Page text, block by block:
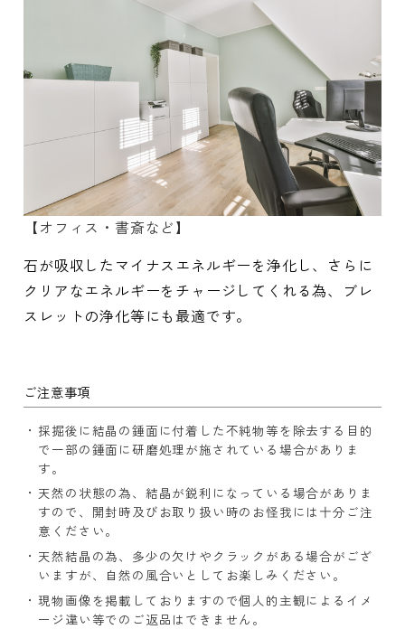
【オフィス・書斎など】
石が吸収したマイナスエネルギーを浄化し、さらに
クリアなエネルギーをチャージしてくれる為、ブレ
スレットの浄化等にも最適です。
ご注意事項
採掘後に結晶の錘面に付着した不純物等を除去する目的
で一部の錘面に研磨処理が施されている場合がありま
す。
天然の状態の為、結晶が鋭利になっている場合がありま
すので、開封時及びお取り扱い時のお怪我には十分ご注
意ください。
天然結晶の為、多少の欠けやクラックがある場合がござ
いますが、自然の風合いとしてお楽しみください。
現物画像を掲載しておりますので個人的主観によるイメ
ージ違い等でのご返品はできません。